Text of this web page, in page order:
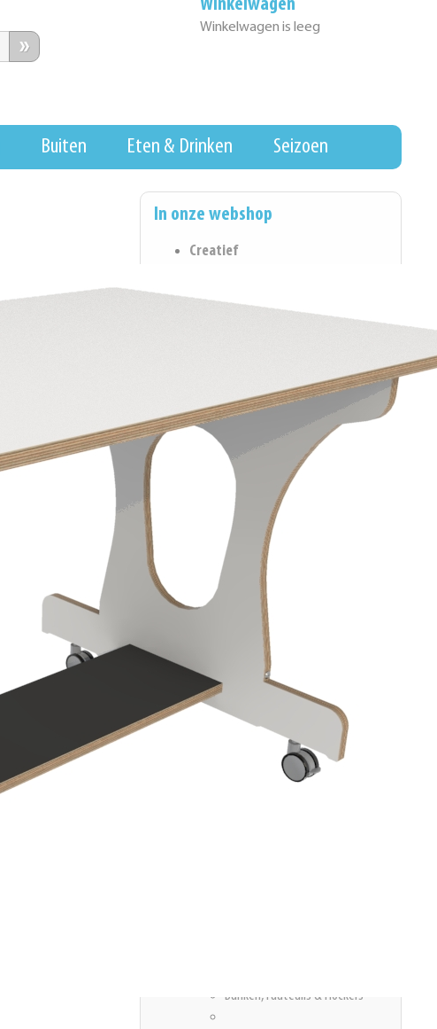
Winkelwagen
Winkelwagen is leeg
»
Buiten Eten & Drinken Seizoen
In onze webshop
Creatief
Wall of Fame
Hygiene & Schoonmaak
Seizoen
Inrichten
Bedden & Beddengoed
Grondboxen, Softboxen &
Loopspiegels
Hoge Boxen
Commodes
Banken met Rolbakken & Kisten
Tangara Hoog Zitten
Tafels, Stoelen & Banken
Banken, Fauteuils & Hockers